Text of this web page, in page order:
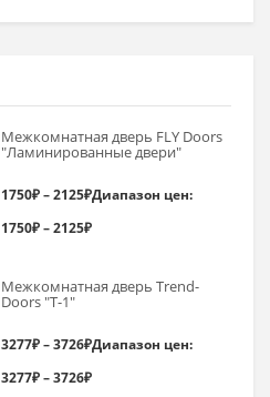
Межкомнатная дверь FLY Doors
"Ламинированные двери"
1750₽–2125₽Диапазон цен:
1750₽ – 2125₽
Межкомнатная дверь Trend-
Doоrs "Т-1"
3277₽–3726₽Диапазон цен:
3277₽ – 3726₽